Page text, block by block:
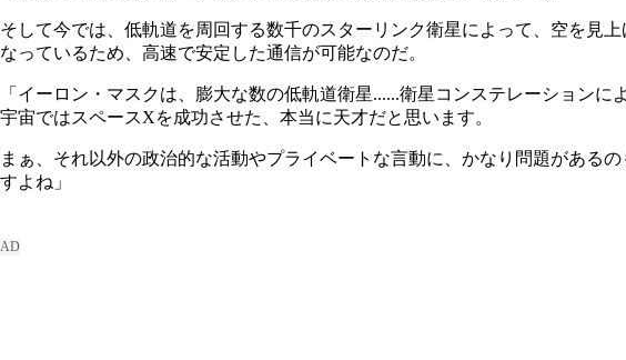
そして今では、低軌道を周回する数千のスターリンク衛星によって、空を見
なっているため、高速で安定した通信が可能なのだ。
「イーロン・マスクは、膨大な数の低軌道衛星......衛星コンステレーション
宇宙ではスペースXを成功させた、本当に天才だと思います。
まぁ、それ以外の政治的な活動やプライベートな言動に、かなり問題がある
すよね」